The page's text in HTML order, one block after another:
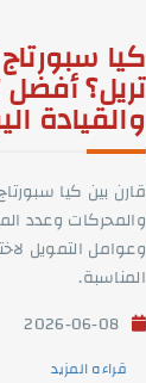
كيا
والقيادة
قارن بين كيا
والمحركات وعدد
وعوامل التمويل
المناسبة.
قراءه المزيد